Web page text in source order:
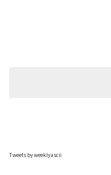
Tweets by weeklyascii